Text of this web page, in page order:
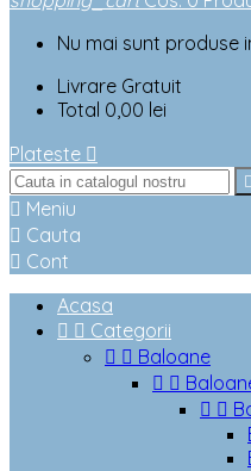
Nu mai sunt produse
Livrare Gratuit
Total 0,00 lei
Plateste 

 Meniu
 Cauta
 Cont
Acasa
  Categorii
  Baloane
 
 